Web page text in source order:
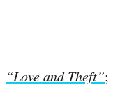
“Love and Theft”;